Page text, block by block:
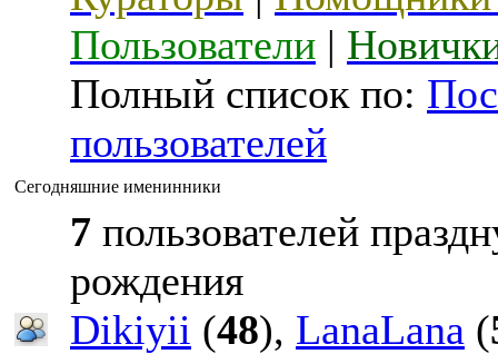
Пользователи |
Полный список по:
пользователей
Сегодняшние именинники
7 пользователей
рождения
Dikiyii (48), LanaLana (